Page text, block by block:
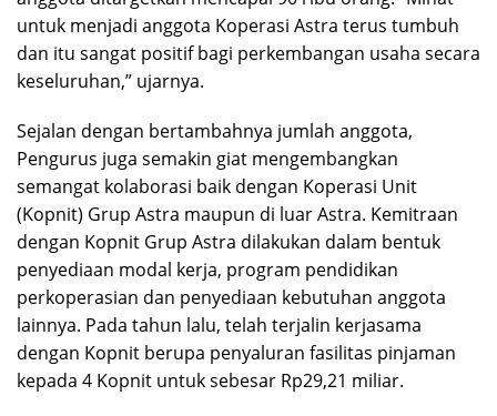
untuk menjadi anggota Koperasi Astra terus tumbuh
dan itu sangat positif bagi perkembangan usaha secara
keseluruhan,” ujarnya.
Sejalan dengan bertambahnya jumlah anggota,
Pengurus juga semakin giat mengembangkan
semangat kolaborasi baik dengan Koperasi Unit
(Kopnit) Grup Astra maupun di luar Astra. Kemitraan
dengan Kopnit Grup Astra dilakukan dalam bentuk
penyediaan modal kerja, program pendidikan
perkoperasian dan penyediaan kebutuhan anggota
lainnya. Pada tahun lalu, telah terjalin kerjasama
dengan Kopnit berupa penyaluran fasilitas pinjaman
kepada 4 Kopnit untuk sebesar Rp29,21 miliar.